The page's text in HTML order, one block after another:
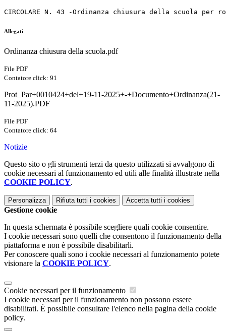
CIRCOLARE N. 43 -Ordinanza chiusura della scuola
Allegati
Ordinanza chiusura della scuola.pdf
File PDF
Contatore click: 91
Prot_Par+0010424+del+19-11-2025+-+Documento+Ordinanza(21-
11-2025).PDF
File PDF
Contatore click: 64
Notizie
Questo sito o gli strumenti terzi da questo utilizzati si avvalgono di
cookie necessari al funzionamento ed utili alle finalità illustrate nella
COOKIE POLICY.
Personalizza Rifiuta tutti i cookies Accetta tutti i cookies
Gestione cookie
In questa schermata è possibile scegliere quali cookie consentire.
I cookie necessari sono quelli che consentono il funzionamento della
piattaforma e non è possibile disabilitarli.
Per conoscere quali sono i cookie necessari al funzionamento potete
visionare la COOKIE POLICY.
Cookie necessari per il funzionamento
I cookie necessari per il funzionamento non possono essere
disabilitati. È possibile consultare l'elenco nella pagina della cookie
policy.